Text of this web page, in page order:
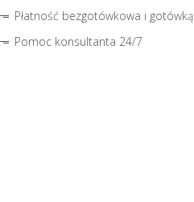
Płatność bezgotówkowa i gotówką
Pomoc konsultanta 24/7